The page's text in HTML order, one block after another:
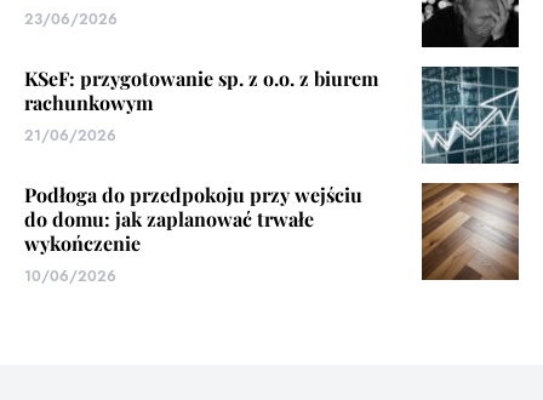
23/06/2026
KSeF: przygotowanie sp. z o.o. z biurem
rachunkowym
21/06/2026
Podłoga do przedpokoju przy wejściu
do domu: jak zaplanować trwałe
wykończenie
10/06/2026